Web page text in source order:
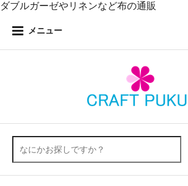
ダブルガーゼやリネンなど布の通販
メニュー